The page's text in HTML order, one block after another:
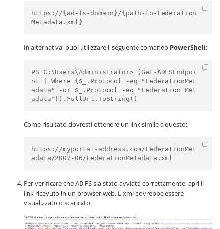
https://{ad-fs-domain}/{path-to-Federation
Metadata.xml}
In alternativa, puoi utilizzare il seguente comando PowerShell:
PS C:\Users\Administrator> (Get-ADFSEndpoi
nt | Where {$_.Protocol -eq "FederationMet
adata" -or $_.Protocol -eq "Federation Met
adata"}).FullUrl.ToString()
Come risultato dovresti ottenere un link simile a questo:
https://myportal-address.com/FederationMet
adata/2007-06/FederationMetadata.xml
Per verificare che AD FS sia stato avviato correttamente, apri il
link ricevuto in un browser web. L'xml dovrebbe essere
visualizzato o scaricato.